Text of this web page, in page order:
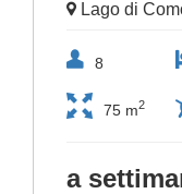
Lago di
8
75 m2
a